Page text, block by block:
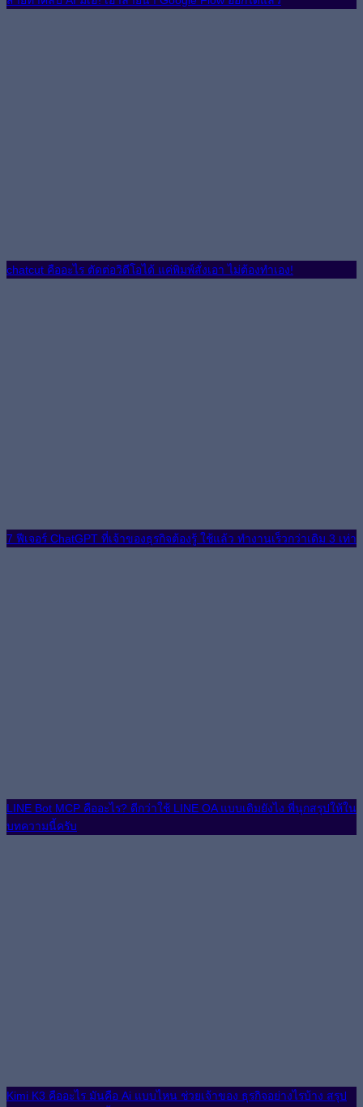
chatcut คืออะไร ตัดต่อวิดีโอได้ แค่พิมพ์สั่งเอา ไม่ต้องทำเอง!
7 ฟีเจอร์ ChatGPT ที่เจ้าของธุรกิจต้องรู้ ใช้แล้ว ทำงานเร็วกว่าเดิม 3 เท่า
LINE Bot MCP คืออะไร? ดีกว่าใช้ LINE OA แบบเดิมยังไง พี่นุกสรุปให้ใน
บทความนี้ครับ
Kimi K3 คืออะไร มันคือ Ai แบบไหน ช่วยเจ้าของ ธุรกิจอย่างไรบ้าง สรุป